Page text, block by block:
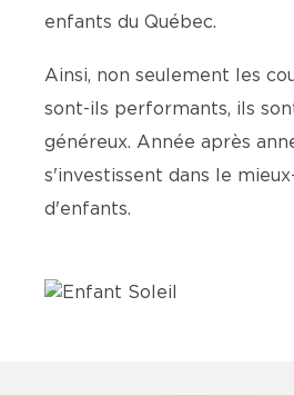
enfants du Québec.
Ainsi, non seulement les
sont-ils performants, ils
généreux. Année après
s'investissent dans le
d'enfants.